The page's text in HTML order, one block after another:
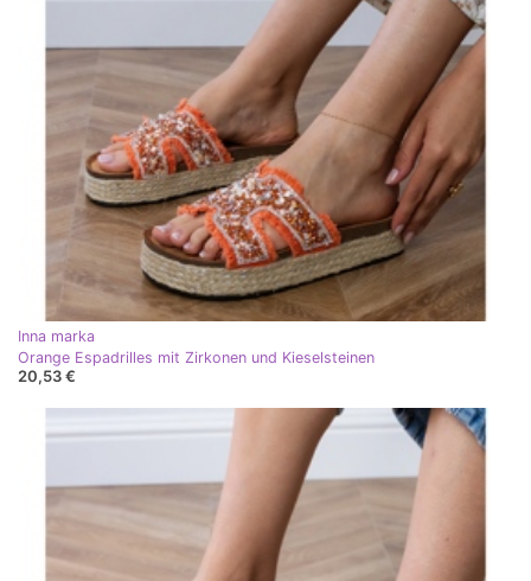
Inna marka
Orange Espadrilles mit Zirkonen und Kieselsteinen
20,53 €